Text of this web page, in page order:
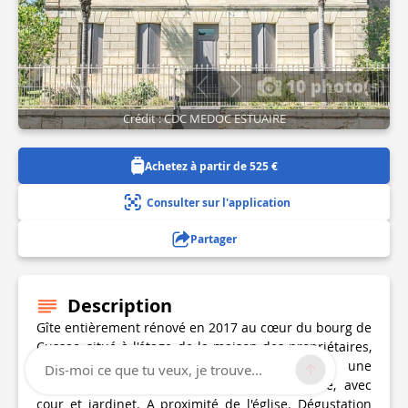
10 photo(s)
Crédit : CDC MEDOC ESTUAIRE
Achetez à partir de 525 €
Consulter sur l'application
Partager
Description
Gîte entièrement rénové en 2017 au cœur du bourg de
Cussac, situé à l'étage de la maison des propriétaires,
indépendante et datant du XIXème sur une
exploitation viticole en agriculture biologique, avec
cour et jardinet. A proximité de l'église. Dégustation
Dis-moi ce que tu veux, je trouve...